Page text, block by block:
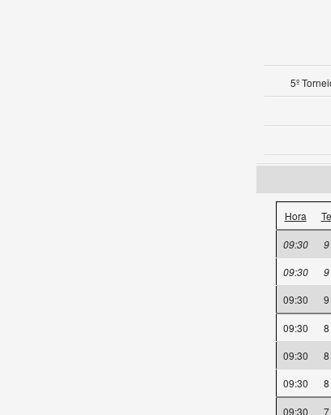
5º
Hora
09:30 9
09:30
9
09:30
9
09:30 8
09:30
8
09:30
8
09:30 7